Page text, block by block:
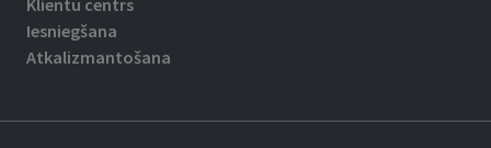
Klientu centrs
Iesniegšana
Atkalizmantošana